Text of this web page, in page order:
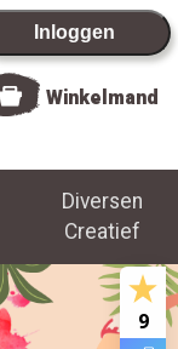
Inloggen
Winkelmand
Diversen
Creatief
9